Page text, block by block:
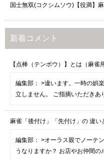
国士無双(コクシムソウ)【役満】
新着コメント
【点棒（テンボウ）】とは（麻雀
編集部： >違います。一時の娯
立しません。 ご指摘いただき
麻雀「後付け」「先付け」の 違い
編集部： >オーラス親でノーテ
うなりますか？ お店やお仲間